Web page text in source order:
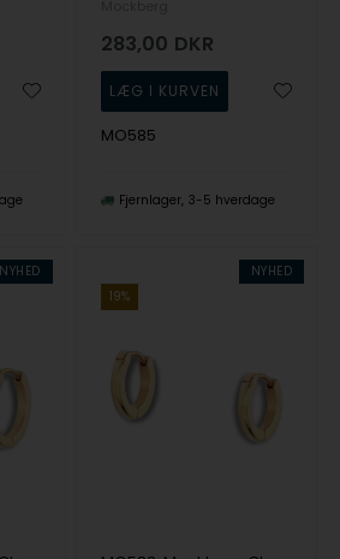
283,00 DKR
MO585
Fjernlager 3-5 hverdage
NYHED
NYHED
19%